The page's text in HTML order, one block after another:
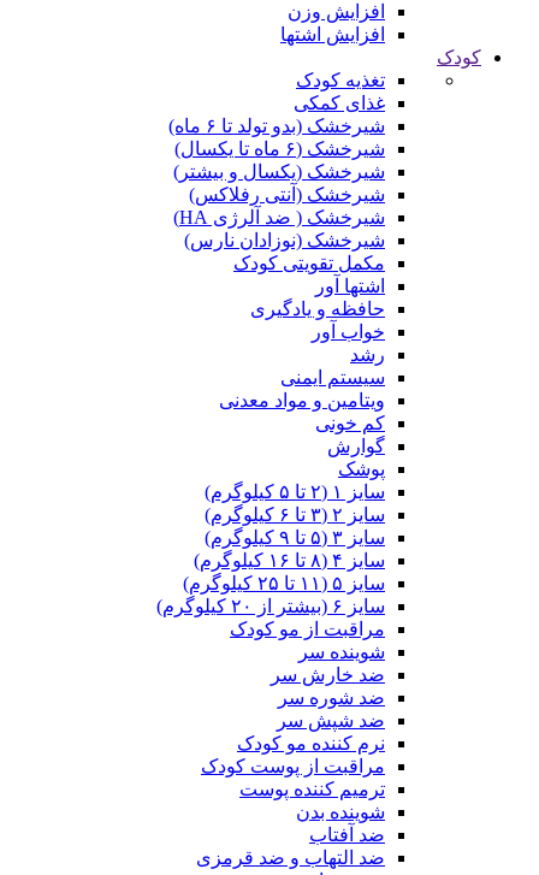
افزایش وزن
افزایش اشتها
کودک
تغذیه کودک
غذای کمکی
شیرخشک (بدو تولد تا ۶ ماه)
شیرخشک (۶ ماه تا یکسال)
شیرخشک (یکسال و بیشتر)
شیرخشک (آنتی رفلاکس)
شیرخشک ( ضد آلرژی HA)
شیرخشک (نوزادان نارس)
مکمل تقویتی کودک
اشتها آور
حافظه و یادگیری
خواب آور
رشد
سیستم ایمنی
ویتامین و مواد معدنی
کم خونی
گوارش
پوشک
سایز ۱ (۲ تا ۵ کیلوگرم)
سایز ۲ (۳ تا ۶ کیلوگرم)
سایز ۳ (۵ تا ۹ کیلوگرم)
سایز ۴ (۸ تا ۱۶ کیلوگرم)
سایز ۵ (۱۱ تا ۲۵ کیلوگرم)
سایز ۶ (بیشتر از ۲۰ کیلوگرم)
مراقبت از مو کودک
شوینده سر
ضد خارش سر
ضد شوره سر
ضد شپش سر
نرم کننده مو کودک
مراقبت از پوست کودک
ترمیم کننده پوست
شوینده بدن
ضد آفتاب
ضد التهاب و ضد قرمزی